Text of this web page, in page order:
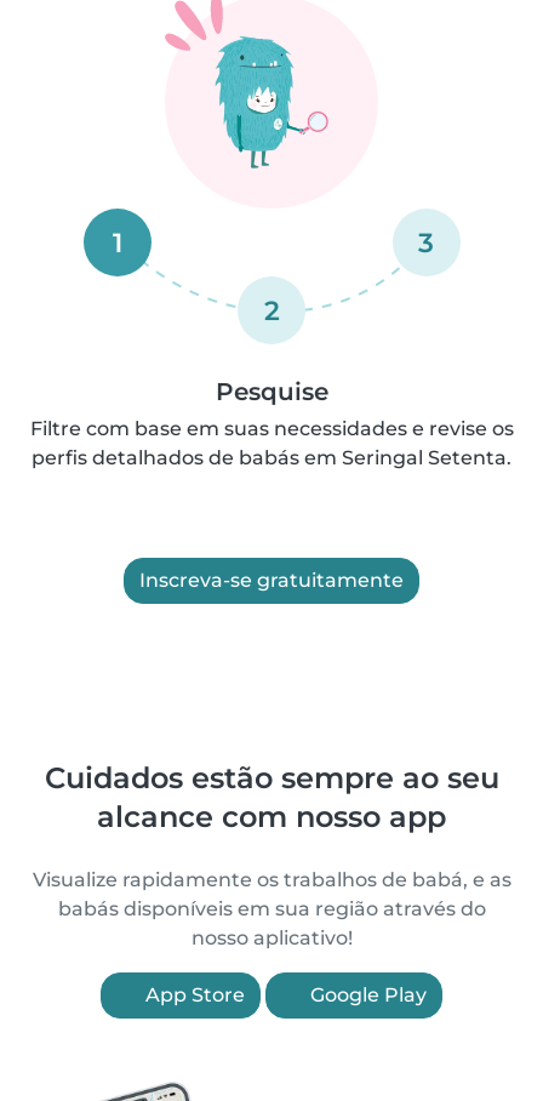
1
2
3
Pesquise
Filtre com base em suas necessidades e revise os
perfis detalhados de babás em Seringal Setenta.
Inscreva-se gratuitamente
Cuidados estão sempre ao seu
alcance com nosso app
Visualize rapidamente os trabalhos de babá, e as
babás disponíveis em sua região através do
nosso aplicativo!
App Store Google Play